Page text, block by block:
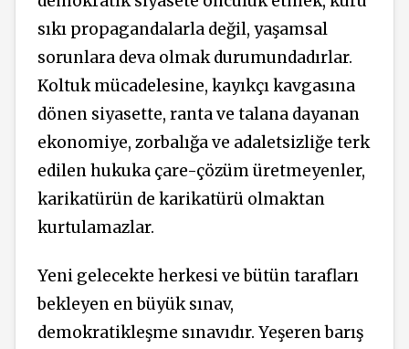
sıkı propagandalarla değil, yaşamsal
sorunlara deva olmakdurumundadırlar.
Koltuk mücadelesine, kayıkçı kavgasına
dönen siyasette, ranta ve talana dayanan
ekonomiye, zorbalığa ve adaletsizliğe terk
edilen hukuka çare-çözüm üretmeyenler,
karikatürün de karikatürü olmaktan
kurtulamazlar.
Yeni gelecekte herkesi ve bütün tarafları
bekleyen en büyüksınav,
demokratikleşme sınavıdır. Yeşeren barış